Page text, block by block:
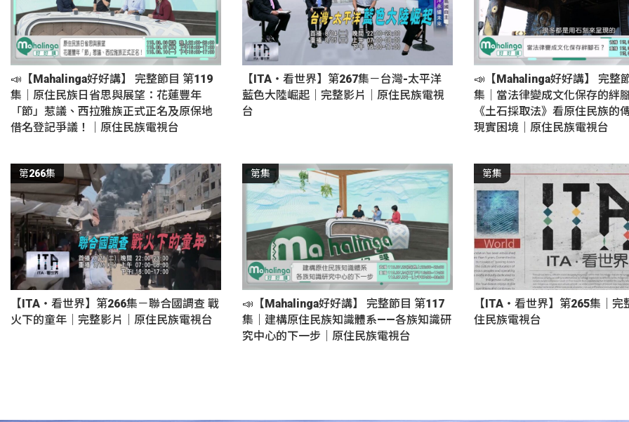
📣【Mahalinga好好講】 完整節目 第119
集｜原住民族日省思與展望：花蓮豐年
「節」惹議、西拉雅族正式正名及原保地
借名登記爭議！｜原住民族電視台
【ITA・看世界】第267集－台灣-太平洋
藍色大陸崛起｜完整影片｜原住民族電視
台
📣【Mahalinga好好講】 完整
集｜當法律變成文化保存的絆
《土石採取法》看原住民族的
現實困境｜原住民族電視台
第266集
【ITA・看世界】第266集－聯合國調查 戰
火下的童年｜完整影片｜原住民族電視台
第集
📣【Mahalinga好好講】 完整節目 第117
集｜建構原住民族知識體系——各族知識研
究中心的下一步｜原住民族電視台
第集
【ITA・看世界】第265集｜完
住民族電視台